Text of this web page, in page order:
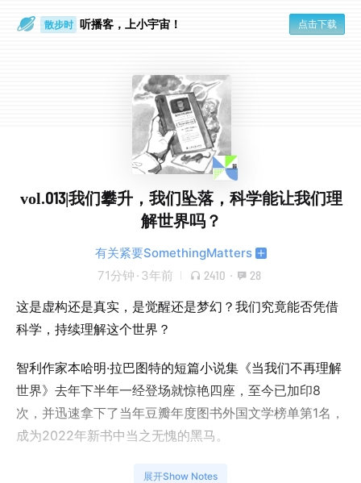
散步时 听播客，上小宇宙！ 点击下载
vol.013|我们攀升，我们坠落，科学能让我们理
解世界吗？
有关紧要SomethingMatters
71分钟 · 3年前 2410 · 28
这是虚构还是真实，是觉醒还是梦幻？我们究竟能否凭借
科学，持续理解这个世界？
智利作家本哈明·拉巴图特的短篇小说集《当我们不再理解
世界》去年下半年一经登场就惊艳四座，至今已加印8
次，并迅速拿下了当年豆瓣年度图书外国文学榜单第1名，
成为2022年新书中当之无愧的黑马。
科学与文学交织下的无限张力、残忍而浪漫的阅读快感、
展开Show Notes